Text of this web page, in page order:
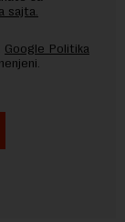
sajta.
Google Politika